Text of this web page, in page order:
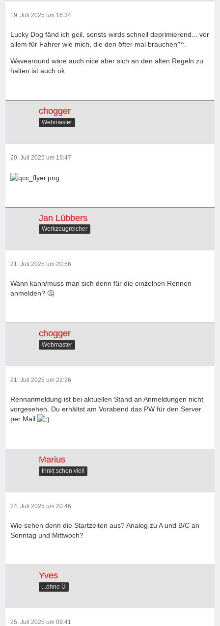
19. Juli 2025 um 16:34
Lucky Dog fänd ich geil, sonsts wirds schnell deprimierend... vor
allem für Fahrer wie mich, die den öfter mal brauchen^^.
Wavearound wäre auch nice aber sich an den alten Regeln zu
halten ist auch ok
chogger
Webmaster
20. Juli 2025 um 19:47
Jan Lübbers
Werkzeugreicher
21. Juli 2025 um 20:56
Wann kann/muss man sich denn für die einzelnen Rennen
anmelden? 🤔
chogger
Webmaster
21. Juli 2025 um 22:26
Rennanmeldung ist bei aktuellen Stand an Anmeldungen nicht
vorgesehen. Du erhältst am Vorabend das PW für den Server
per Mail
Marius
trinkt schon viel!
24. Juli 2025 um 20:46
Wie sehen denn die Startzeiten aus? Analog zu A und B/C an
Sonntag und Mittwoch?
Yves
...ohne Ü
25. Juli 2025 um 09:41